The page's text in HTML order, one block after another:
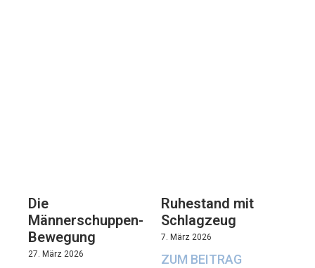
Die
Männerschuppen-
Bewegung
27. März 2026
Ruhestand mit
Schlagzeug
7. März 2026
ZUM BEITRAG